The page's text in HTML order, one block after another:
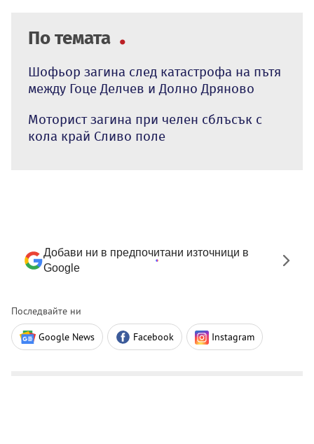
По темата
Шофьор загина след катастрофа на пътя
между Гоце Делчев и Долно Дряново
Моторист загина при челен сблъсък с
кола край Сливо поле
Добави ни в предпочитани източници в
Google
Последвайте ни
Google News Facebook Instagram